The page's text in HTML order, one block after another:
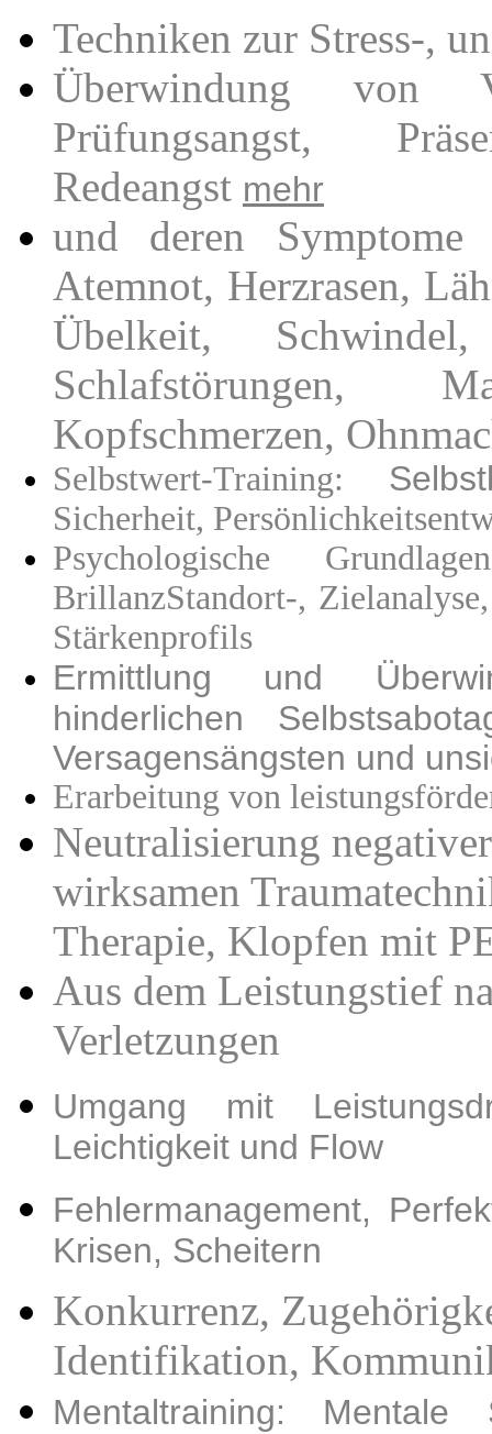
Techniken zur Stress-,
Überwindung von
Prüfungsangst,
Redeangst mehr
und deren Symptome
Atemnot, Herzrasen,
Übelkeit,
Schlafstörungen,
Kopfschmerzen,
Selbstwert-Training:
Sicherheit,
Psychologische
BrillanzStandort-,
Stärkenprofils
Ermittlung und
hinderlichen
Versagensängsten und
Erarbeitung von
Neutralisierung
wirksamen
Therapie, Klopfen mit
Aus dem Leistungstief
Verletzungen
Umgang mit
Leichtigkeit und Flow
Fehlermanagement,
Krisen, Scheitern
Konkurrenz,
Identifikation,
Mentaltraining: